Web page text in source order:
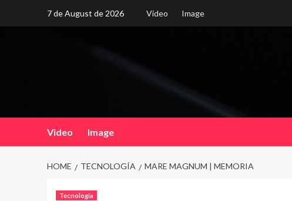
7 de August de 2026 Video Image
Video Image
HOME TECNOLOGÍA MARE MAGNUM | MEMORIA
Tecnología